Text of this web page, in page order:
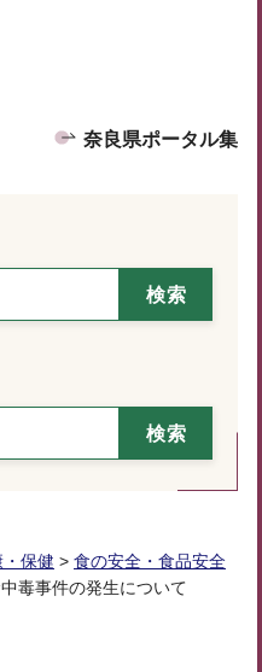
奈良県ポータル集
保健 > 食の安全・食品安全
毒事件の発生について